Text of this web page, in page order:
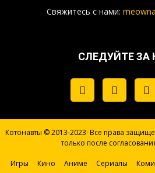
Свяжитесь с нами:
СЛЕДУЙТЕ ЗА
Котонавты © 2013-2023· Все права
только после
Игры Кино Аниме Сериалы